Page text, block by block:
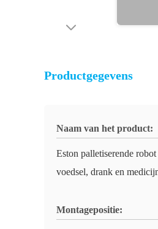
Productgegevens
Naam van het product:
Eston palletiserende
voedsel, drank en
Montagepositie: